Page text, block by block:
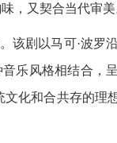
，又契合当代审美
剧以马可·波罗
乐风格相结合，
化和合共存的理